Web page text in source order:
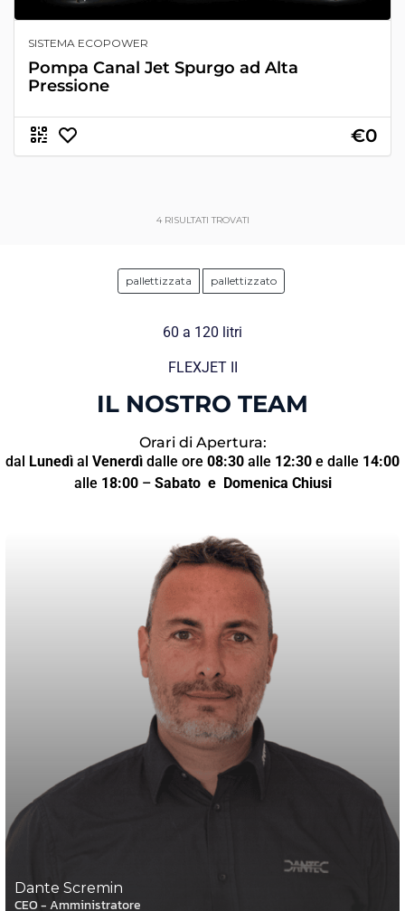
SISTEMA ECOPOWER
Pompa Canal Jet Spurgo ad Alta
Pressione
€0
4RISULTATI TROVATI
pallettizzata pallettizzato
60 a 120 litri
FLEXJET II
IL NOSTRO TEAM
Orari di Apertura:
dal Lunedì al Venerdì dalle ore 08:30 alle 12:30 e dalle 14:00
alle 18:00– Sabato e Domenica Chiusi
Dante Scremin
CEO - Amministratore